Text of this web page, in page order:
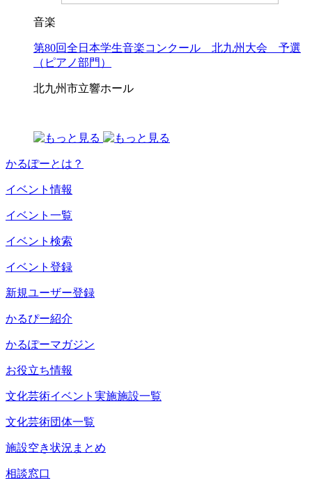
音楽
第80回全日本学生音楽コンクール 北九州大会 予選
（ピアノ部門）
北九州市立響ホール
かるぽーとは？
イベント情報
イベント一覧
イベント検索
イベント登録
新規ユーザー登録
かるぴー紹介
かるぽーマガジン
お役立ち情報
文化芸術イベント実施施設一覧
文化芸術団体一覧
施設空き状況まとめ
相談窓口